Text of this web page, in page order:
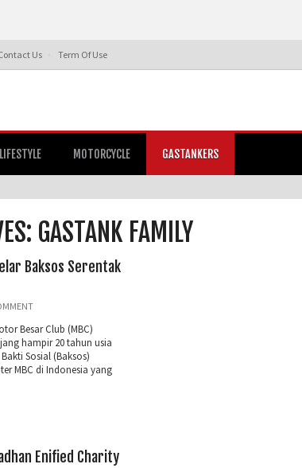
Us Term Of Use
LIFESTYLE MOTORCYCLE GASTANKERS
GASTANK FAMILY
Baksos Serentak
Besar Club (MBC)
hampir 20 tahun usia
Sosial (Baksos)
MBC di Indonesia yang
Enified Charity